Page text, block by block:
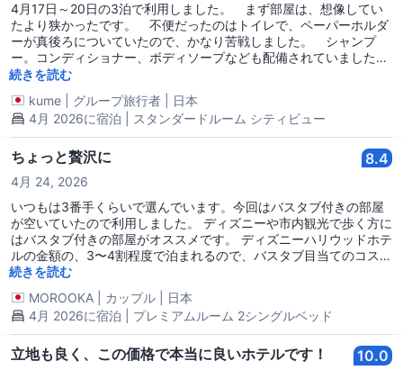
4月17日～20日の3泊で利用しました。 まず部屋は、想像してい
たより狭かったです。 不便だったのはトイレで、ペーパーホルダ
ーが真後ろについていたので、かなり苦戦しました。 シャンプ
ー。コンディショナー、ボディソープなども配備されていました
が、歯ブラシはなかったのでご注意ください(あったとしても、持
参したものを使いますが…)。 その他冷蔵庫、TV、セキュリティ
ボックスは完備されています。 ベッドメイクも毎日綺麗に施され
ていました。 ロケーションはジョーダンの駅が近いとはいえ、尖
沙咀東やHUNHOMまでも歩いて行けます。 近くにセブンイレブ
ンは３軒あり、お酒やその他の買い出しには事欠きません。 帰り
は空港行きのバス停にも歩いて５分以内ですので便利です。 ４つ
星ホテルのような多くを望まなく、寝るだけでしたら良いホテルと
いえます。
続きを読む
kume
グループ旅行者
日本
4月 2026に宿泊 | スタンダードルーム シティビュー
ちょっと贅沢に 8.4
4月 24, 2026
いつもは3番手くらいで選んでいます。今回はバスタブ付きの部屋
が空いていたので利用しました。 ディズニーや市内観光で歩く方に
はバスタブ付きの部屋がオススメです。 ディズニーハリウッドホテ
ルの金額の、3〜4割程度で泊まれるので、バスタブ目当てのコスパ
は良いかと思います。 部屋はそこまで広くないので、くつろぐよ
り、荷物置き、寝るだけ、で大丈夫な人にオススメです。 因みに、
私のホテルを選ぶ基準は、立地、安さ、設備の順です。
続きを読む
MOROOKA
カップル
日本
4月 2026に宿泊 | プレミアムルーム 2シングルベッド
立地も良く、この価格で本当に良いホテルです！ 10.0